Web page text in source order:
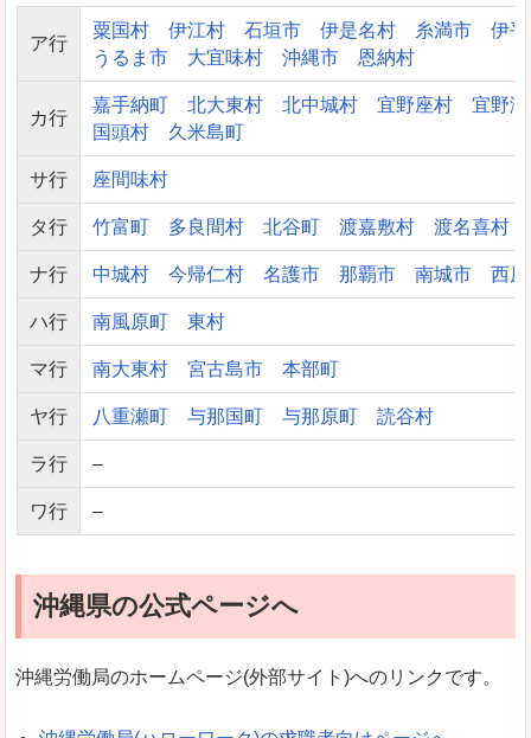
ア行
粟国村 伊江村 石垣市 伊是名村 糸満市
伊
うるま市
大宜味村 沖縄市 恩納村
カ行
嘉手納町 北大東村 北中城村 宜野座村
宜野
国頭村
久米島町
サ行 座間味村
タ行 竹富町 多良間村 北谷町 渡嘉敷村 渡名喜村
ナ行 中城村 今帰仁村 名護市 那覇市 南城市 西
ハ行 南風原町 東村
マ行 南大東村 宮古島市 本部町
ヤ行 八重瀬町 与那国町 与那原町 読谷村
ラ行 –
ワ行 –
沖縄県の公式ページへ
沖縄労働局のホームページ(外部サイト)へのリンクです。